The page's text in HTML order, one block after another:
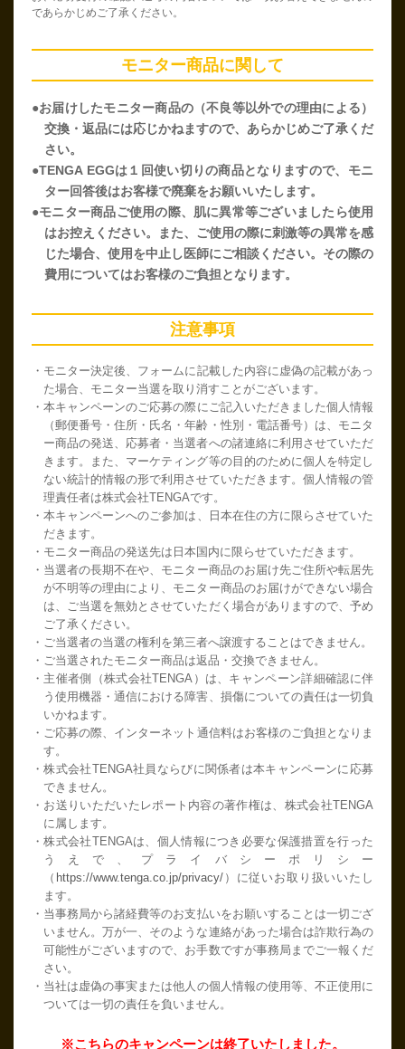
であらかじめご了承ください。
モニター商品に関して
●お届けしたモニター商品の（不良等以外での理由による）
交換・返品には応じかねますので、あらかじめご了承くだ
さい。
●TENGA EGGは１回使い切りの商品となりますので、モニ
ター回答後はお客様で廃棄をお願いいたします。
●モニター商品ご使用の際、肌に異常等ございましたら使用
はお控えください。また、ご使用の際に刺激等の異常を感
じた場合、使用を中止し医師にご相談ください。その際の
費用についてはお客様のご負担となります。
注意事項
・モニター決定後、フォームに記載した内容に虚偽の記載があっ
た場合、モニター当選を取り消すことがございます。
・本キャンペーンのご応募の際にご記入いただきました個人情報
（郵便番号・住所・氏名・年齢・性別・電話番号）は、モニタ
ー商品の発送、応募者・当選者への諸連絡に利用させていただ
きます。また、マーケティング等の目的のために個人を特定し
ない統計的情報の形で利用させていただきます。個人情報の管
理責任者は株式会社TENGAです。
・本キャンペーンへのご参加は、日本在住の方に限らさせていた
だきます。
・モニター商品の発送先は日本国内に限らせていただきます。
・当選者の長期不在や、モニター商品のお届け先ご住所や転居先
が不明等の理由により、モニター商品のお届けができない場合
は、ご当選を無効とさせていただく場合がありますので、予め
ご了承ください。
・ご当選者の当選の権利を第三者へ譲渡することはできません。
・ご当選されたモニター商品は返品・交換できません。
・主催者側（株式会社TENGA）は、キャンペーン詳細確認に伴
う使用機器・通信における障害、損傷についての責任は一切負
いかねます。
・ご応募の際、インターネット通信料はお客様のご負担となりま
す。
・株式会社TENGA社員ならびに関係者は本キャンペーンに応募
できません。
・お送りいただいたレポート内容の著作権は、株式会社TENGA
に属します。
・株式会社TENGAは、個人情報につき必要な保護措置を行った
うえで、プライバシーポリシー
（ https://www.tenga.co.jp/privacy/）に従いお取り扱いいたし
ます。
・当事務局から諸経費等のお支払いをお願いすることは一切ござ
いません。万が一、そのような連絡があった場合は詐欺行為の
可能性がございますので、お手数ですが事務局までご一報くだ
さい。
・当社は虚偽の事実または他人の個人情報の使用等、不正使用に
ついては一切の責任を負いません。
※こちらのキャンペーンは終了いたしました。